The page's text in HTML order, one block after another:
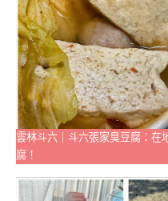
雲林斗六｜斗六張家臭豆腐：在
腐！